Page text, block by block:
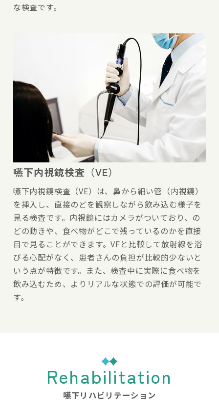
な検査です。
嚥下内視鏡検査（VE）
嚥下内視鏡検査（VE）は、鼻から細い管（内視鏡）
を挿入し、直接のどを観察しながら飲み込む様子を
見る検査です。内視鏡にはカメラがついており、の
どの動きや、食べ物がどこで残っているのかを直接
目で見ることができます。VFと比較して放射線を浴
びる心配がなく、患者さんの負担が比較的少ないと
いう点が特徴です。また、検査中に実際に食べ物を
飲み込むため、よりリアルな状態での評価が可能で
す。
Rehabilitation
嚥下リハビリテーション